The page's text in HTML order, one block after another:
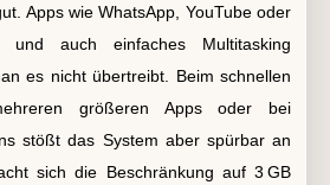
Apps wie WhatsApp, YouTube oder
und auch einfaches Multitasking
es nicht übertreibt. Beim schnellen
größeren Apps oder bei
stößt das System aber spürbar an
sich die Beschränkung auf 3 GB